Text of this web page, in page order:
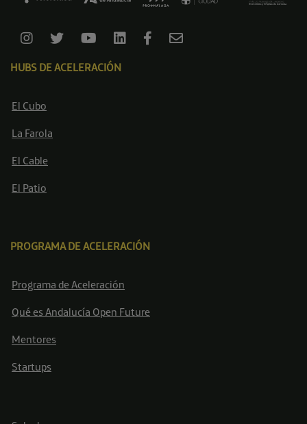
HUBS DE ACELERACIÓN
El Cubo
La Farola
El Cable
El Patio
PROGRAMA DE ACELERACIÓN
Programa de Aceleración
Qué es Andalucía Open Future
Mentores
Startups